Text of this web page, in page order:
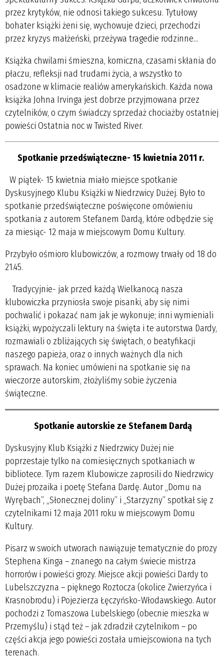
przez krytyków, nie odnosi takiego sukcesu. Tytułowy
bohater książki żeni się, wychowuje dzieci, przechodzi
przez kryzys małżeński, przeżywa tragedie rodzinne...
Książka chwilami śmieszna, komiczna, czasami skłania do
płaczu, refleksji nad trudami życia, a wszystko to
osadzone w klimacie realiów amerykańskich. Każda nowa
książka Johna Irvinga jest dobrze przyjmowana przez
czytelników, o czym świadczy sprzedaż chociażby ostatniej
powieści Ostatnia noc w Twisted River.
Spotkanie przedświąteczne- 15 kwietnia 2011 r.
W piątek- 15 kwietnia miało miejsce spotkanie
Dyskusyjnego Klubu Książki w Niedrzwicy Dużej. Było to
spotkanie przedświąteczne poświęcone omówieniu
spotkania z autorem Stefanem Dardą, które odbędzie się
za miesiąc- 12 maja w miejscowym Domu Kultury.
Przybyło ośmioro klubowiczów, a rozmowy trwały od 18 do
21.45.
Tradycyjnie- jak przed każdą Wielkanocą nasza
klubowiczka przyniosła swoje pisanki, aby się nimi
pochwalić i pokazać nam jak je wykonuje; inni wymieniali
książki, wypożyczali lektury na święta i te autorstwa Dardy,
rozmawiali o zbliżających się świętach, o beatyfikacji
naszego papieża, oraz o innych ważnych dla nich
sprawach. Na koniec umówieni na spotkanie się na
wieczorze autorskim, złożyliśmy sobie życzenia
świąteczne.
Spotkanie autorskie ze Stefanem Dardą
Dyskusyjny Klub Książki z Niedrzwicy Dużej nie
poprzestaje tylko na comiesięcznych spotkaniach w
bibliotece. Tym razem Klubowicze zaprosili do Niedrzwicy
Dużej prozaika i poetę Stefana Dardę. Autor „Domu na
Wyrębach”, „Słonecznej doliny” i „Starzyzny” spotkał się z
czytelnikami 12 maja 2011 roku w miejscowym Domu
Kultury.
Pisarz w swoich utworach nawiązuje tematycznie do prozy
Stephena Kinga – znanego na całym świecie mistrza
horrorów i powieści grozy. Miejsce akcji powieści Dardy to
Lubelszczyzna – pięknego Roztocza (okolice Zwierzyńca i
Krasnobrodu) i Pojezierza Łęczyńsko-Włodawskiego. Autor
pochodzi z Tomaszowa Lubelskiego (obecnie mieszka w
Przemyślu) i stąd też – jak zdradził czytelnikom – po
części akcja jego powieści została umiejscowiona na tych
terenach.